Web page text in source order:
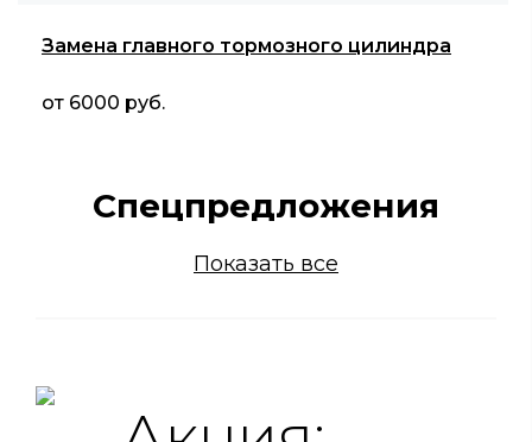
Замена главного тормозного цилиндра
от 6000 руб.
Спецпредложения
Показать все